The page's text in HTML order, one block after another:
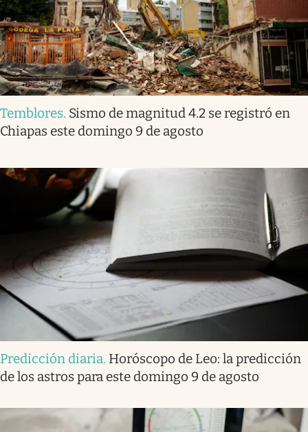
Temblores. Sismo de magnitud 4.2 se registró en
Chiapas este domingo 9 de agosto
Predicción diaria. Horóscopo de Leo: la predicción
de los astros para este domingo 9 de agosto